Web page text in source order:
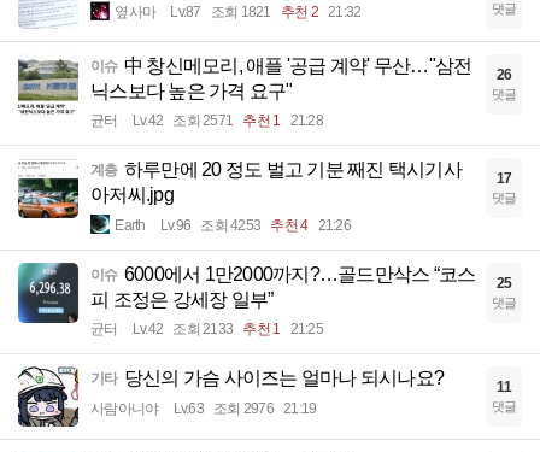
옆사마 Lv.87 조회 1821 추천 2 21:32 댓글
이슈 中 창신메모리, 애플 '공급 계약' 무산…"삼전
닉스보다 높은 가격 요구"
균터 Lv.42 조회 2571 추천 1 21:28
26
댓글
계층 하루만에 20 정도 벌고 기분 째진 택시기사
아저씨.jpg
Earth Lv.96 조회 4253 추천 4 21:26
17
댓글
이슈 6000에서 1만2000까지?…골드만삭스 “코스
피 조정은 강세장 일부”
균터 Lv.42 조회 2133 추천 1 21:25
25
댓글
기타 당신의 가슴 사이즈는 얼마나 되시나요?
사람아니야 Lv.63 조회 2976 21:19
11
댓글